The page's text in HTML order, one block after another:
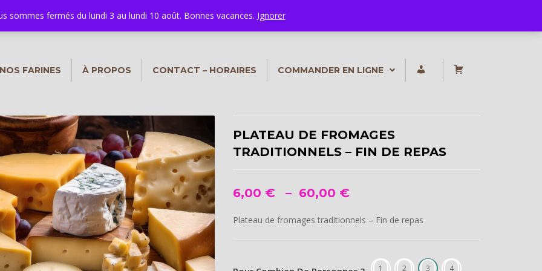
sommes fermés du lundi 3 au lundi 10 août. Bonnes vacances. Ignorer
marie.be
NOS FARINES À PROPOS CONTACT – HORAIRES COMMANDER EN LIGNE
COMPTE
PLATEAU DE FROMAGES
TRADITIONNELS – FIN DE REPAS
6,00 € – 60,00 €Plage
prix :
Plateau de fromages traditionnels – Fin de repas
1 2 3
4